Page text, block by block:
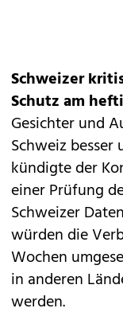
Schweizer
Schutz am
Gesichter und
Schweiz
kündigte der
einer Prüfung
Schweizer
würden die
Wochen
in anderen
werden.